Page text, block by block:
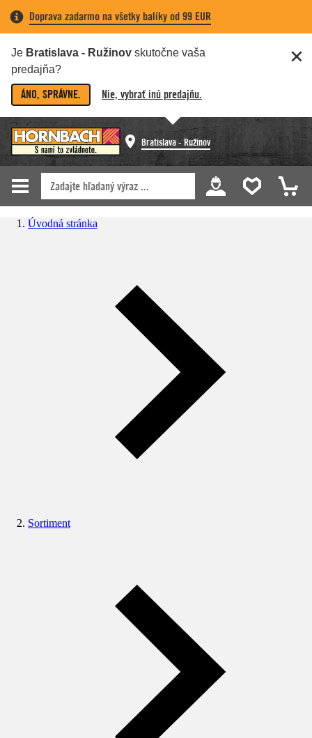
Doprava zadarmo na všetky balíky od 99 EUR
Je Bratislava - Ružinov skutočne vaša
predajňa?
ÁNO, SPRÁVNE. Nie, vybrať inú predajňu.
Bratislava - Ružinov
Úvodná stránka
Sortiment